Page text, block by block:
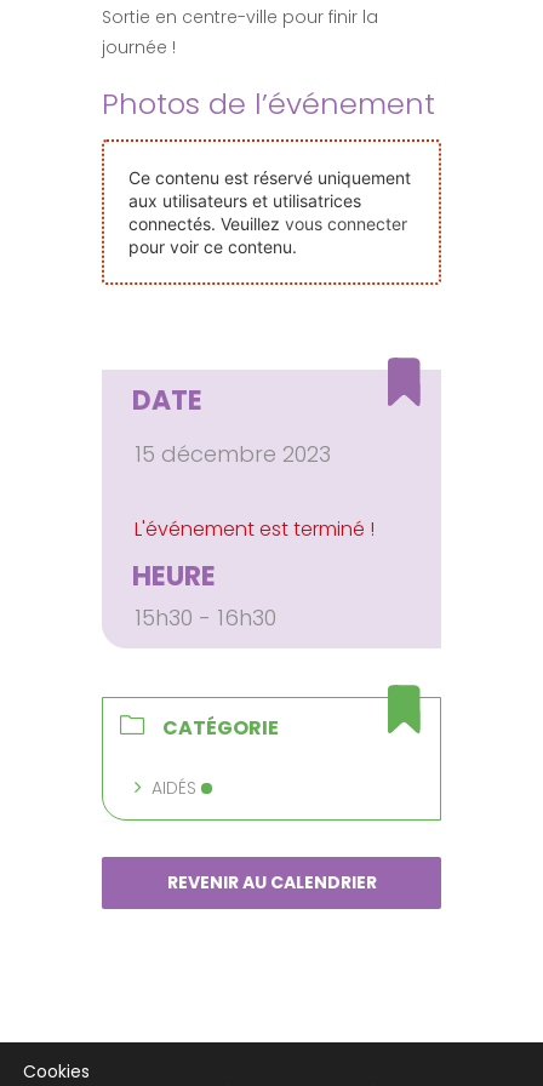
Nos Événements
Nous Contacter
Devenir Bénévole
Faire Un Don
Sortie en centre-ville pour finir la
journée !
Photos de l’événement
Ce contenu est réservé uniquement
aux utilisateurs et utilisatrices
connectés. Veuillez vous connecter
pour voir ce contenu.
DATE
15 décembre 2023
HEURE
15h30 - 16h30
CATÉGORIE
AIDÉS
REVENIR AU CALENDRIER
Cookies